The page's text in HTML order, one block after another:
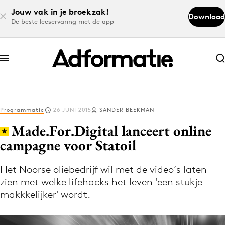
Jouw vak in je broekzak!
De beste leeservaring met de app
Download
Abonneer nu
Abonneer nu
Log in
Volg het laatste nieuws via de Adformatie
Nieuws app
Programmatic 26 JUNI 2015 SANDER BEEKMAN
Made.For.Digital lanceert online
campagne voor Statoil
Het Noorse oliebedrijf wil met de video’s laten
zien met welke lifehacks het leven 'een stukje
makkkelijker' wordt.